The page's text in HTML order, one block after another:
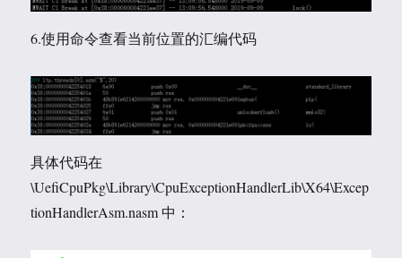
6.使用命令查看当前位置的汇编代码
具体代码在
\UefiCpuPkg\Library\CpuExceptionHandlerLib\X64\Excep
tionHandlerAsm.nasm 中：